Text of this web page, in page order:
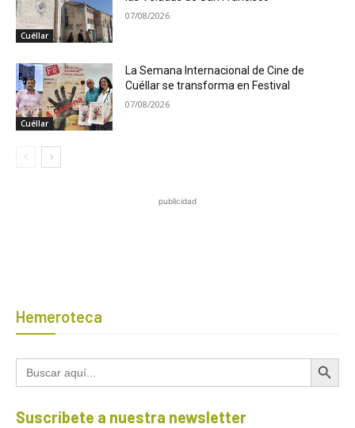
Cuéllar
07/08/2026
Cuéllar
La Semana Internacional de Cine de
Cuéllar se transforma en Festival
07/08/2026
publicidad
Hemeroteca
Buscar: Botón de
Suscríbete a nuestra newsletter